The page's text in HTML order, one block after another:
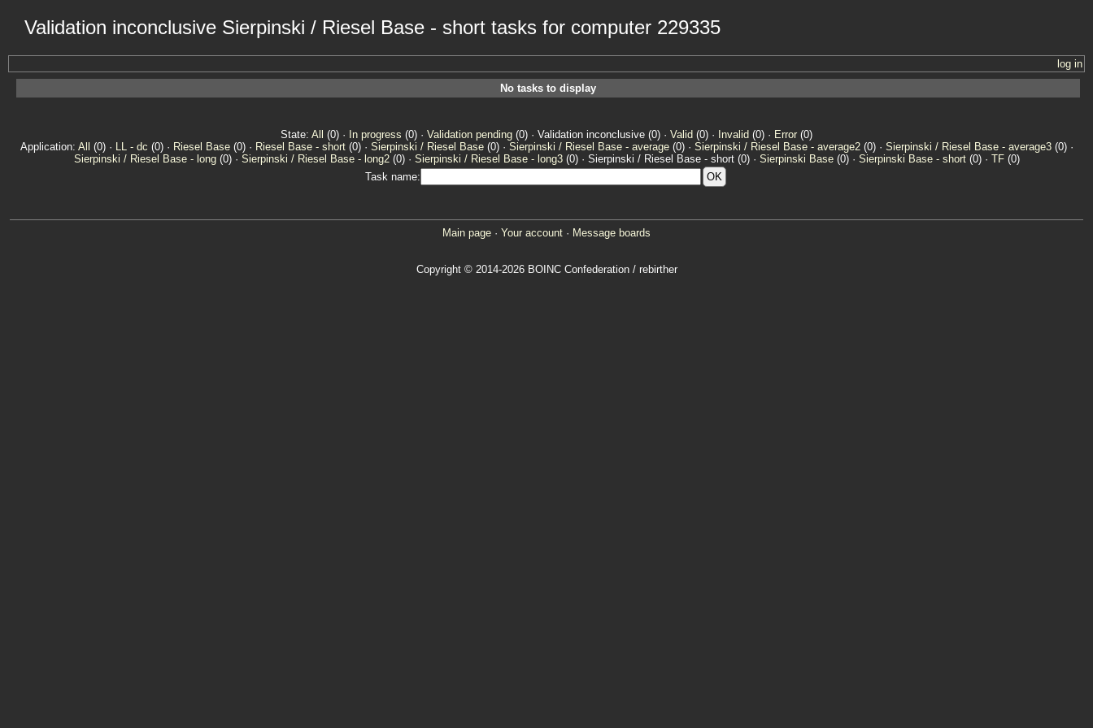
Validation inconclusive Sierpinski / Riesel Base - short tasks for computer 229335
log in
No tasks to display
State: All (0) · In progress (0) · Validation pending (0) · Validation inconclusive (0) · Valid (0) · Invalid (0) · Error (0)
Application: All (0) · LL - dc (0) · Riesel Base(0) · Riesel Base - short(0) · Sierpinski / Riesel Base(0) · Sierpinski / Riesel Base - average(0) · Sierpinski / Riesel Base - average2(0) · Sierpinski / Riesel Base - average3(0) ·
Sierpinski / Riesel Base - long(0) · Sierpinski / Riesel Base - long2(0) · Sierpinski / Riesel Base - long3(0) · Sierpinski / Riesel Base - short (0) · Sierpinski Base(0) · Sierpinski Base - short(0) · TF(0)
Task name:
Main page · Your account · Message boards
Copyright © 2014-2026 BOINC Confederation / rebirther